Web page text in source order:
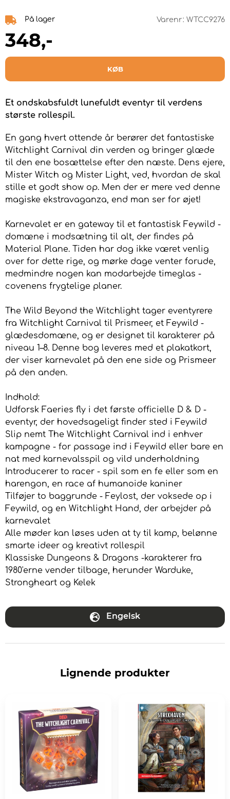
På lager Varenr: WTCC9276
348,-
KØB
Et ondskabsfuldt lunefuldt eventyr til verdens
største rollespil.
En gang hvert ottende år berører det fantastiske
Witchlight Carnival din verden og bringer glæde
til den ene bosættelse efter den næste. Dens ejere,
Mister Witch og Mister Light, ved, hvordan de skal
stille et godt show op. Men der er mere ved denne
magiske ekstravaganza, end man ser for øjet!
Karnevalet er en gateway til et fantastisk Feywild -
domæne i modsætning til alt, der findes på
Material Plane. Tiden har dog ikke været venlig
over for dette rige, og mørke dage venter forude,
medmindre nogen kan modarbejde timeglas -
covenens frygtelige planer.
The Wild Beyond the Witchlight tager eventyrere
fra Witchlight Carnival til Prismeer, et Feywild -
glædesdomæne, og er designet til karakterer på
niveau 1–8. Denne bog leveres med et plakatkort,
der viser karnevalet på den ene side og Prismeer
på den anden.
Indhold:
Udforsk Faeries fly i det første officielle D & D -
eventyr, der hovedsageligt finder sted i Feywild
Slip nemt The Witchlight Carnival ind i enhver
kampagne - for passage ind i Feywild eller bare en
nat med karnevalsspil og vild underholdning
Introducerer to racer - spil som en fe eller som en
harengon, en race af humanoide kaniner
Tilføjer to baggrunde - Feylost, der voksede op i
Feywild, og en Witchlight Hand, der arbejder på
karnevalet
Alle møder kan løses uden at ty til kamp, ​​belønne
smarte ideer og kreativt rollespil
Klassiske Dungeons & Dragons -karakterer fra
1980'erne vender tilbage, herunder Warduke,
Strongheart og Kelek
Engelsk
Lignende produkter